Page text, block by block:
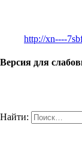
http://xn----
Версия для
Найти: